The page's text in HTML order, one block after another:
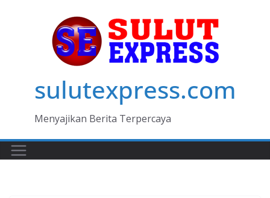
sulutexpress.com
Menyajikan Berita Terpercaya